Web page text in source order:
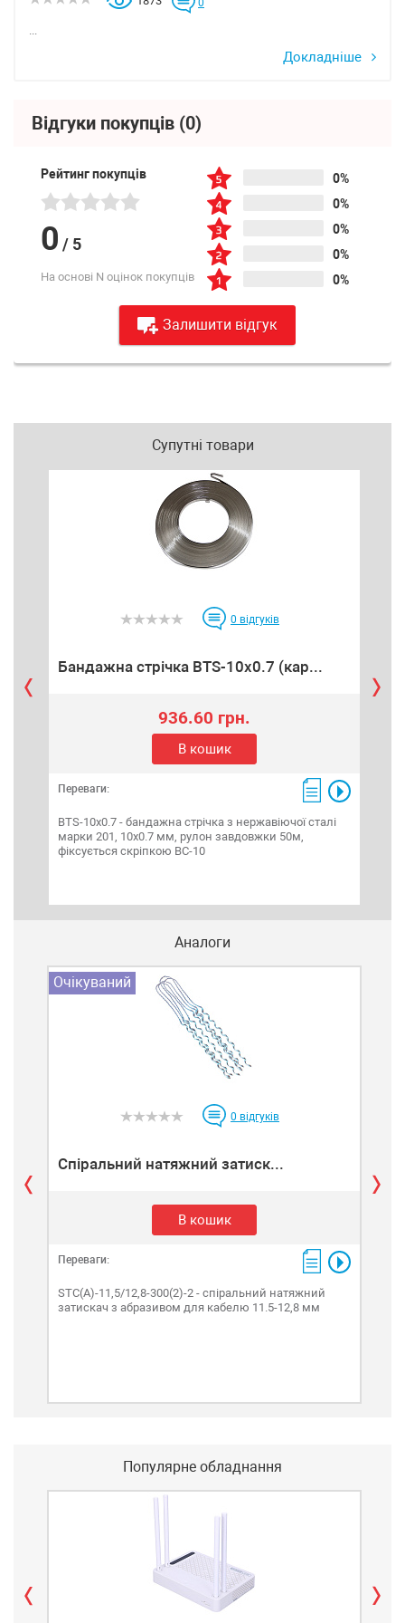
0
...
Докладніше
Відгуки покупців (0)
Рейтинг покупців
0 / 5
На основі N оцінок покупців
0%
0%
0%
0%
0%
Залишити відгук
Супутні товари
0 відгуків
Бандажна стрічка BTS-10x0.7 (кар...
936.60 грн.
В кошик
Переваги:
BTS-10x0.7 - бандажна стрічка з нержавіючої сталі
марки 201, 10х0.7 мм, рулон завдовжки 50м,
фіксується скріпкою BC-10
Аналоги
Очікуваний
0 відгуків
Спіральний натяжний затиск...
В кошик
Переваги:
STC(А)-11,5/12,8-300(2)-2 - спіральний натяжний
затискач з абразивом для кабелю 11.5-12,8 мм
Популярне обладнання